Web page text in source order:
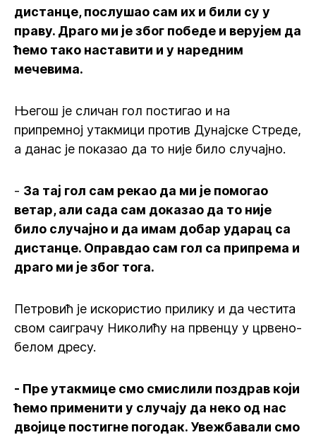
дистанце, послушао сам их и били су у
праву. Драго ми је због победе и верујем да
ћемо тако наставити и у наредним
мечевима.
Његош је сличан гол постигао и на
припремној утакмици против Дунајске Стреде,
а данас је показао да то није било случајно.
- За тај гол сам рекао да ми је помогао
ветар, али сада сам доказао да то није
било случајно и да имам добар ударац са
дистанце. Оправдао сам гол са припрема и
драго ми је због тога.
Петровић је искористио прилику и да честита
свом саиграчу Николићу на првенцу у црвено-
белом дресу.
- Пре утакмице смо смислили поздрав који
ћемо применити у случају да неко од нас
двојице постигне погодак. Увежбавали смо